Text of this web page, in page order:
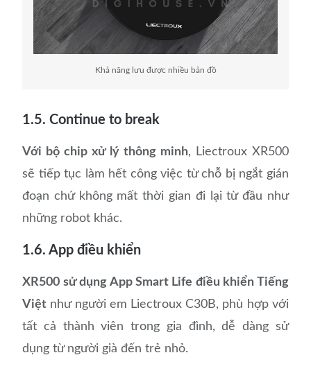
Khả năng lưu được nhiều bản đồ
1.5. Continue to break
Với bộ chip xử lý thông minh, Liectroux XR500
sẽ tiếp tục làm hết công việc từ chỗ bị ngắt gián
đoạn chứ không mất thời gian đi lại từ đầu như
những robot khác.
1.6. App điều khiển
XR500 sử dụng App Smart Life điều khiển Tiếng
Việt như người em Liectroux C30B, phù hợp với
tất cả thành viên trong gia đình, dễ dàng sử
dụng từ người già đến trẻ nhỏ.